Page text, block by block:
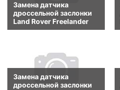
Замена датчика
дроссельной заслонки
Land Rover Freelander
Замена датчика
дроссельной заслонки